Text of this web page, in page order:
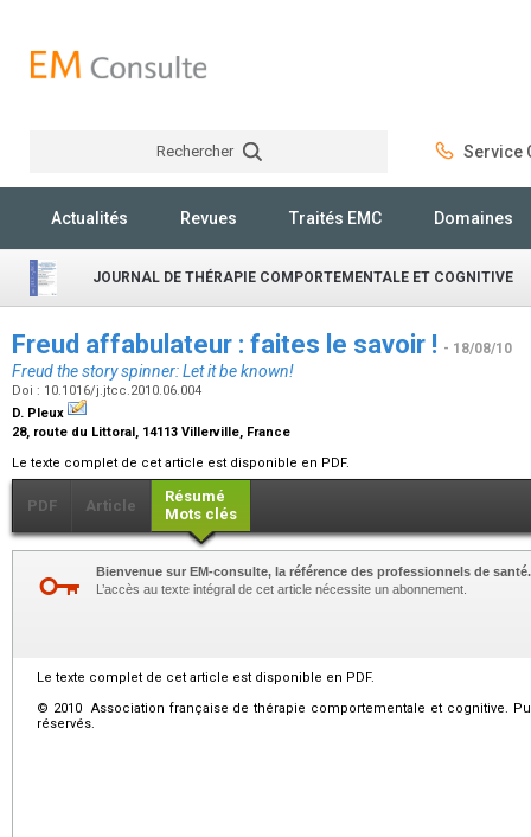
Rechercher Service
Actualités Revues Traités EMC Domaines
JOURNAL DE THÉRAPIE COMPORTEMENTALE ET COGNITIVE
Freud affabulateur : faites le savoir ! - 18/08/10
Freud the story spinner: Let it be known!
Doi : 10.1016/j.jtcc.2010.06.004
D. Pleux
28, route du Littoral, 14113 Villerville, France
Le texte complet de cet article est disponible en PDF.
PDF Article
Résumé
Mots clés
Bienvenue sur EM-consulte, la référence des professionnels de santé.
L’accès au texte intégral de cet article nécessite un abonnement.
Le texte complet de cet article est disponible en PDF.
© 2010 Association française de thérapie comportementale et cognitive.
réservés.